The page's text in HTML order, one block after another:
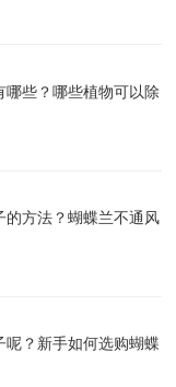
哪些？哪些植物可以除
的方法？蝴蝶兰不通风
呢？新手如何选购蝴蝶